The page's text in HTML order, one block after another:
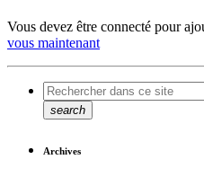
Vous devez être connecté pour
vous maintenant
search
Archives